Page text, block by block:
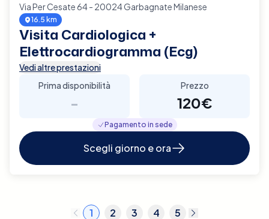
Via Per Cesate 64 - 20024 Garbagnate Milanese
16.5 km
Visita Cardiologica +
Elettrocardiogramma (Ecg)
Vedi altre prestazioni
Prima disponibilità
-
Prezzo
120€
Pagamento in sede
Scegli giorno e ora
1 2 3 4 5